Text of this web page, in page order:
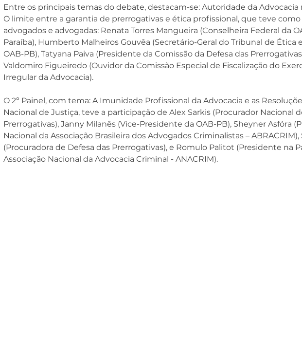
Entre os principais temas do debate, destacam-se: Autoridade da Advocacia
O limite entre a garantia de prerrogativas e ética profissional, que teve como
advogados e advogadas: Renata Torres Mangueira (Conselheira Federal da
Paraíba), Humberto Malheiros Gouvêa (Secretário-Geral do Tribunal de Ética
OAB-PB), Tatyana Paiva (Presidente da Comissão da Defesa das
Valdomiro Figueiredo (Ouvidor da Comissão Especial de Fiscalização do
Irregular da Advocacia).
O 2º Painel, com tema: A Imunidade Profissional da Advocacia e as
Nacional de Justiça, teve a participação de Alex Sarkis (Procurador Nacional
Prerrogativas), Janny Milanês (Vice-Presidente da OAB-PB), Sheyner Asfóra
Nacional da Associação Brasileira dos Advogados Criminalistas –
(Procuradora de Defesa das Prerrogativas), e Romulo Palitot (Presidente na
Associação Nacional da Advocacia Criminal - ANACRIM).